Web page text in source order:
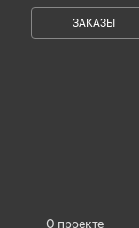
ЗАКАЗЫ
О проекте